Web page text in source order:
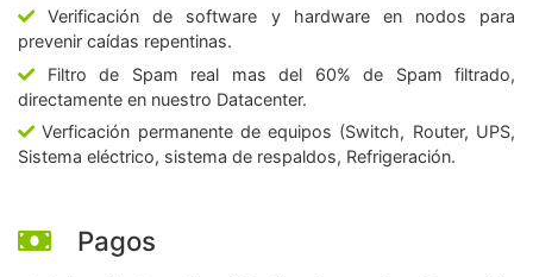
Verificación de software y hardware en nodos para
prevenir caídas repentinas.
Filtro de Spam real mas del 60% de Spam filtrado,
directamente en nuestro Datacenter.
Verficación permanente de equipos (Switch, Router, UPS,
Sistema eléctrico, sistema de respaldos, Refrigeración.
Pagos